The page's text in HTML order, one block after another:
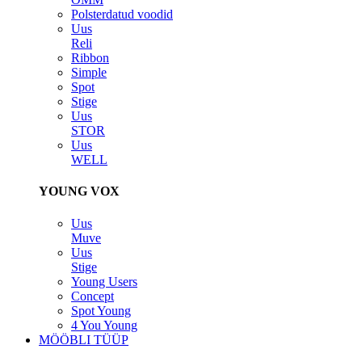
Polsterdatud voodid
Uus
Reli
Ribbon
Simple
Spot
Stige
Uus
STOR
Uus
WELL
YOUNG VOX
Uus
Muve
Uus
Stige
Young Users
Concept
Spot Young
4 You Young
MÖÖBLI TÜÜP